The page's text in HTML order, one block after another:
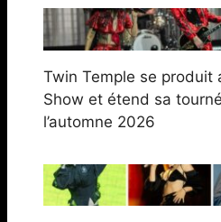
Twin Temple se produit
Show et étend sa
l’automne 2026